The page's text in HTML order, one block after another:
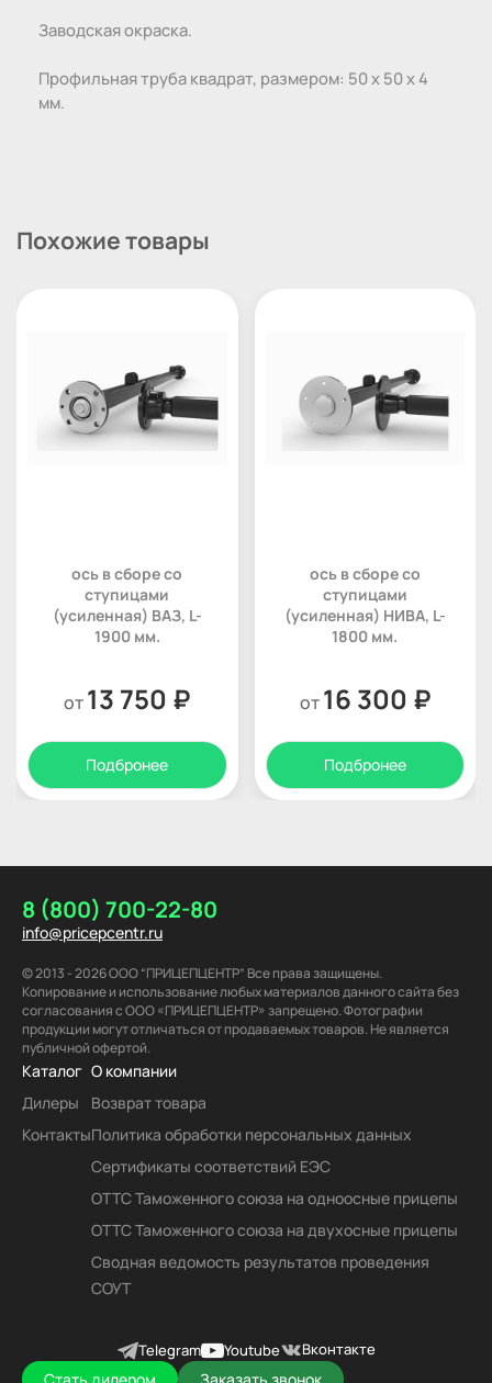
Заводская окраска.
Профильная труба квадрат, размером: 50 х 50 х 4
мм.
Похожие товары
ось в сборе со
ступицами
(усиленная) ВАЗ, L-
1900 мм.
от13 750 ₽
Подбронее
ось в сборе со
ступицами
(усиленная) НИВА, L-
1800 мм.
от16 300 ₽
Подбронее
8 (800) 700-22-80
info@pricepcentr.ru
© 2013 - 2026 ООО “ПРИЦЕПЦЕНТР” Все права защищены.
Копирование и использование любых материалов данного сайта без
согласования с ООО «ПРИЦЕПЦЕНТР» запрещено. Фотографии
продукции могут отличаться от продаваемых товаров. Не является
публичной офертой.
Каталог
Дилеры
Контакты
О компании
Возврат товара
Политика обработки персональных данных
Сертификаты соответствий ЕЭС
ОТТС Таможенного союза на одноосные прицепы
ОТТС Таможенного союза на двухосные прицепы
Сводная ведомость результатов проведения
СОУТ
Telegram Youtube Вконтакте